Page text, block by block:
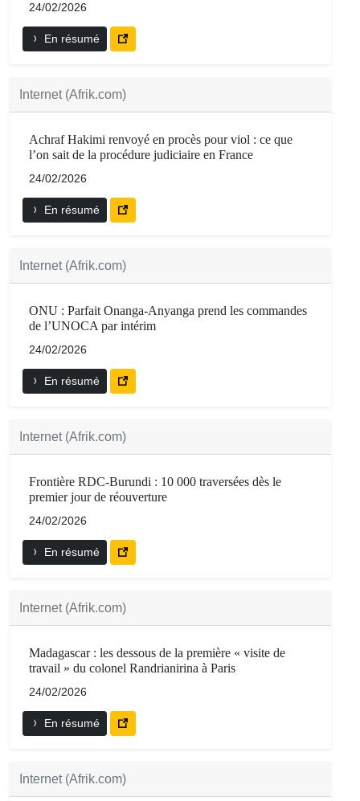
24/02/2026
En résumé
Internet (Afrik.com)
Achraf Hakimi renvoyé en procès pour viol : ce que
l’on sait de la procédure judiciaire en France
24/02/2026
En résumé
Internet (Afrik.com)
ONU : Parfait Onanga-Anyanga prend les commandes
de l’UNOCA par intérim
24/02/2026
En résumé
Internet (Afrik.com)
Frontière RDC-Burundi : 10 000 traversées dès le
premier jour de réouverture
24/02/2026
En résumé
Internet (Afrik.com)
Madagascar : les dessous de la première « visite de
travail » du colonel Randrianirina à Paris
24/02/2026
En résumé
Internet (Afrik.com)